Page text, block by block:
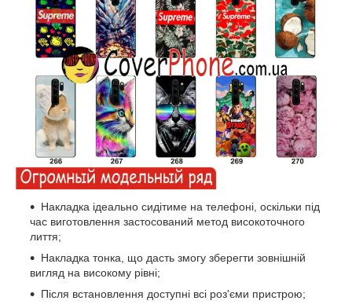
Накладка ідеально сидітиме на телефоні, оскільки під
час виготовлення застосований метод високоточного
лиття;
Накладка тонка, що дасть змогу зберегти зовнішній
вигляд на високому рівні;
Після встановлення доступні всі роз'єми пристрою;